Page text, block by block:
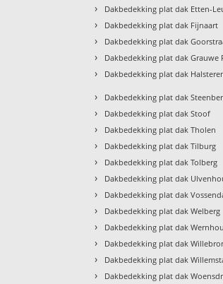
› Dakbedekking plat dak Etten-
› Dakbedekking plat dak Fijnaart
› Dakbedekking plat dak
› Dakbedekking plat dak Grauwe
› Dakbedekking plat dak
› Dakbedekking plat dak
› Dakbedekking plat dak Stoof
› Dakbedekking plat dak Tholen
› Dakbedekking plat dak Tilburg
› Dakbedekking plat dak Tolberg
› Dakbedekking plat dak
› Dakbedekking plat dak
› Dakbedekking plat dak Welberg
› Dakbedekking plat dak
› Dakbedekking plat dak
› Dakbedekking plat dak
› Dakbedekking plat dak